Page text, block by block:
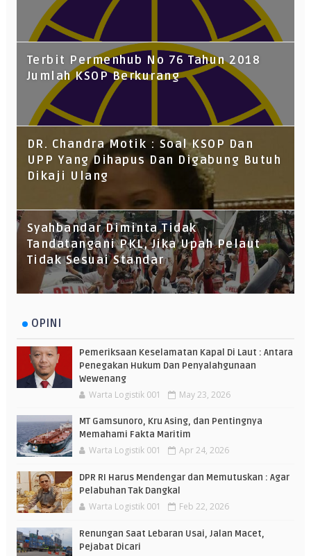
Terbit Permenhub No 76 Tahun 2018
Jumlah KSOP Berkurang
DR. Chandra Motik : Soal KSOP Dan
UPP Yang Dihapus Dan Digabung Butuh
Dikaji Ulang
Syahbandar Diminta Tidak
Tandatangani PKL, Jika Upah Pelaut
Tidak Sesuai Standar
OPINI
Pemeriksaan Keselamatan Kapal Di Laut : Antara
Penegakan Hukum Dan Penyalahgunaan
Wewenang
Warta Logistik 001 May 23, 2026
MT Gamsunoro, Kru Asing, dan Pentingnya
Memahami Fakta Maritim
Warta Logistik 001 Apr 24, 2026
DPR RI Harus Mendengar dan Memutuskan : Agar
Pelabuhan Tak Dangkal
Warta Logistik 001 Feb 22, 2026
Renungan Saat Lebaran Usai, Jalan Macet,
Pejabat Dicari